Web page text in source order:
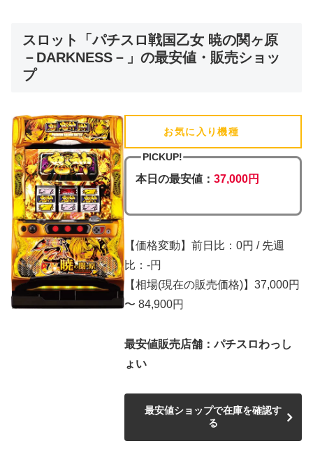
スロット「パチスロ戦国乙女 暁の関ヶ原
－DARKNESS－」の最安値・販売ショッ
プ
お気に入り機種
PICKUP!
本日の最安値：37,000円
【価格変動】前日比：0円 / 先週
比：-円
【相場(現在の販売価格)】37,000円
〜 84,900円
最安値販売店舗：パチスロわっし
ょい
最安値ショップで在庫を確認す
る